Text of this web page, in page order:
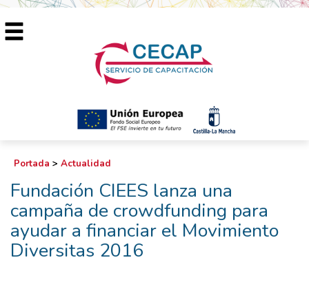
Portada > Actualidad
Fundación CIEES lanza una
campaña de crowdfunding para
ayudar a financiar el Movimiento
Diversitas 2016